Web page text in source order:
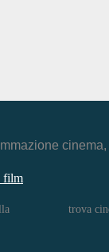
film
trova